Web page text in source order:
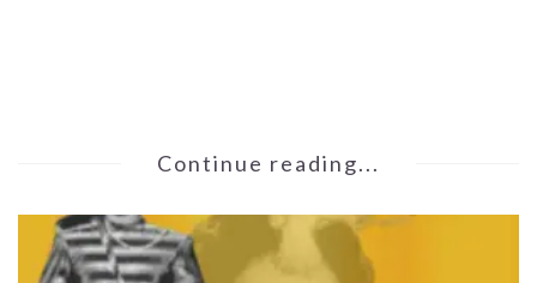
Continue reading...